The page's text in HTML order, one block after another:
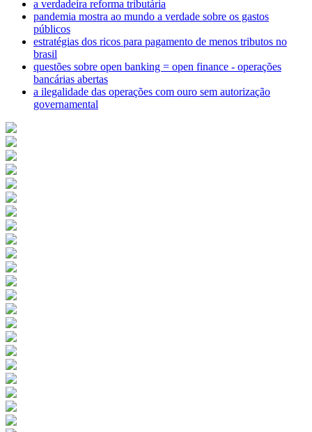
a verdadeira reforma tributária
pandemia mostra ao mundo a verdade sobre os gastos
públicos
estratégias dos ricos para pagamento de menos tributos no
brasil
questões sobre open banking = open finance - operações
bancárias abertas
a ilegalidade das operações com ouro sem autorização
governamental